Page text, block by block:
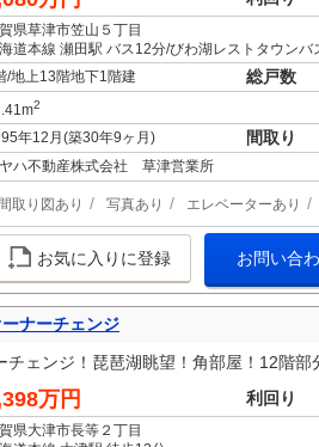
県草津市笠山５丁目
道本線 瀬田駅 バス12分/びわ湖レストタウンバ
/地上13階地下1階建 総戸数
2
年12月(築30年9ヶ月) 間取り
ハ不動産株式会社 草津営業所
間取り図あり 写真あり エレベーターあり
お気に入りに登録 お問い合
ナーチェンジ
ェンジ！琵琶湖眺望！角部屋！12階部
万円 利回り
県大津市長等２丁目